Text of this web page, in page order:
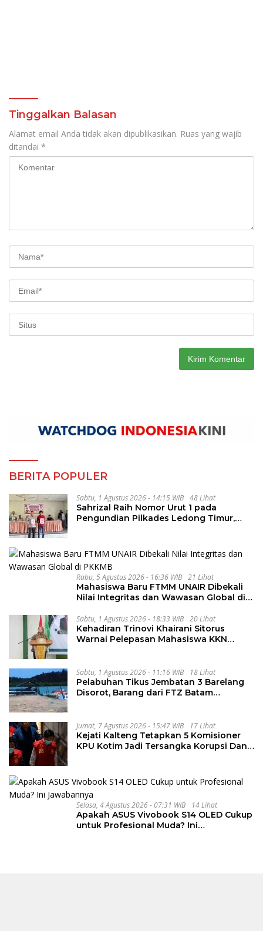
Tinggalkan Balasan
Alamat email Anda tidak akan dipublikasikan. Ruas yang wajib
ditandai *
BERITA POPULER
Sabtu, 1 Agustus 2026 - 14:15 WIB 48 Lihat
Sahrizal Raih Nomor Urut 1 pada
Pengundian Pilkades Ledong Timur,
Rabu, 5 Agustus 2026 - 16:36 WIB 21 Lihat
Mahasiswa Baru FTMM UNAIR Dibekali
Nilai Integritas dan Wawasan Global di
Sabtu, 1 Agustus 2026 - 18:33 WIB 20 Lihat
Kehadiran Trinovi Khairani Sitorus
Warnai Pelepasan Mahasiswa KKN
Sabtu, 1 Agustus 2026 - 11:16 WIB 18 Lihat
Pelabuhan Tikus Jembatan 3 Barelang
Disorot, Barang dari FTZ Batam
Jumat, 7 Agustus 2026 - 15:47 WIB 17 Lihat
Kejati Kalteng Tetapkan 5 Komisioner
KPU Kotim Jadi Tersangka Korupsi Dana
Selasa, 4 Agustus 2026 - 07:31 WIB 14 Lihat
Apakah ASUS Vivobook S14 OLED Cukup
untuk Profesional Muda? Ini